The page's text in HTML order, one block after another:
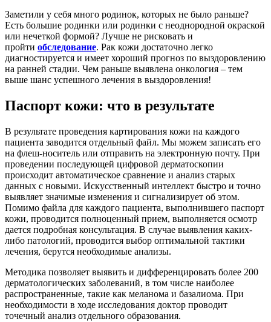
Заметили у себя много родинок, которых не было раньше?
Есть большие родинки или родинки с неоднородной окраской
или нечеткой формой? Лучше не рисковать и
пройти обследование. Рак кожи достаточно легко
диагностируется и имеет хороший прогноз по выздоровлению
на ранней стадии. Чем раньше выявлена онкология – тем
выше шанс успешного лечения в выздоровления!
Паспорт кожи: что в результате
В результате проведения картирования кожи на каждого
пациента заводится отдельный файл. Мы можем записать его
на флеш-носитель или отправить на электронную почту. При
проведении последующей цифровой дерматоскопии
происходит автоматическое сравнение и анализ старых
данных с новыми. Искусственный интеллект быстро и точно
выявляет значимые изменения и сигнализирует об этом.
Помимо файла для каждого пациента, выполнившего паспорт
кожи, проводится полноценный прием, выполняется осмотр
дается подробная консультация. В случае выявления каких-
либо патологий, проводится выбор оптимальной тактики
лечения, берутся необходимые анализы.
Методика позволяет выявить и дифференцировать более 200
дерматологических заболеваний, в том числе наиболее
распространенные, такие как меланома и базалиома. При
необходимости в ходе исследования доктор проводит
точечный анализ отдельного образования.